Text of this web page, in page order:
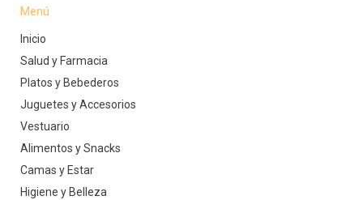
Menú
Inicio
Salud y Farmacia
Platos y Bebederos
Juguetes y Accesorios
Vestuario
Alimentos y Snacks
Camas y Estar
Higiene y Belleza